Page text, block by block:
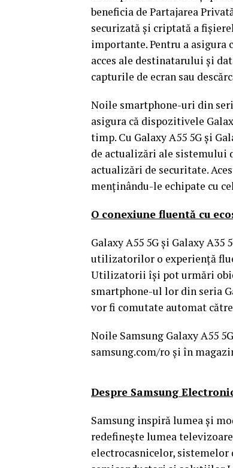
beneficia de Partajarea
securizată și criptată a
importante. Pentru a
acces ale destinatarului și
capturile de ecran sau
Noile smartphone-uri din
asigura că dispozitivele
timp. Cu Galaxy A55 5G și
de actualizări ale sistemului
actualizări de securitate.
menținându-le echipate cu
O conexiune fluentă cu
Galaxy A55 5G și Galaxy
utilizatorilor o experiență
Utilizatorii își pot urmări
smartphone-ul lor din seria
vor fi comutate automat
Noile Samsung Galaxy A55
samsung.com/ro și în
Despre Samsung
Samsung inspiră lumea și
redefinește lumea
electrocasnicelor,